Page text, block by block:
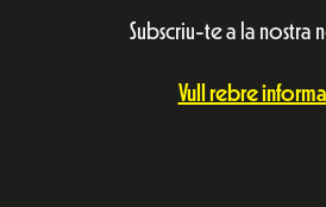
Subscriu-te a la nostra
Vull rebre